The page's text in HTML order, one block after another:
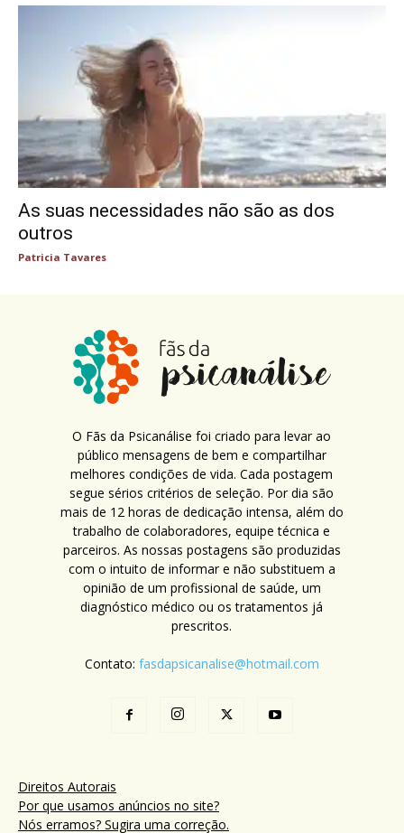
As suas necessidades não são as dos
outros
Patricia Tavares
O Fãs da Psicanálise foi criado para levar ao
público mensagens de bem e compartilhar
melhores condições de vida. Cada postagem
segue sérios critérios de seleção. Por dia são
mais de 12 horas de dedicação intensa, além do
trabalho de colaboradores, equipe técnica e
parceiros. As nossas postagens são produzidas
com o intuito de informar e não substituem a
opinião de um profissional de saúde, um
diagnóstico médico ou os tratamentos já
prescritos.
Contato: fasdapsicanalise@hotmail.com
Direitos Autorais
Por que usamos anúncios no site?
Nós erramos? Sugira uma correção.